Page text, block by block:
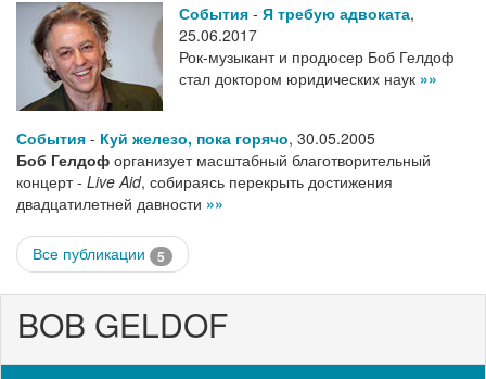
События - Я требую адвоката,
25.06.2017
Рок-музыкант и продюсер Боб Гелдоф
стал доктором юридических наук »»
События - Куй железо, пока горячо, 30.05.2005
Боб Гелдоф организует масштабный благотворительный
концерт - Live Aid, собираясь перекрыть достижения
двадцатилетней давности »»
Все публикации 5
BOB GELDOF